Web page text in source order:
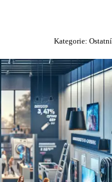
Kategorie: Ostatní